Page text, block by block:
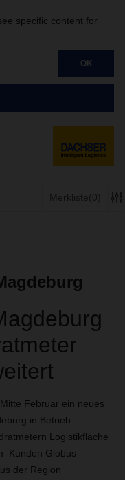
specific content for
OK
Merkliste(0)
Februar ein neues
in Betrieb
Logistikfläche
Kunden Globus
der Region